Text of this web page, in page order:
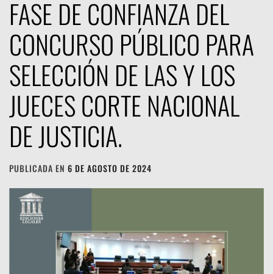
FASE DE CONFIANZA DEL
CONCURSO PÚBLICO PARA
SELECCIÓN DE LAS Y LOS
JUECES CORTE NACIONAL
DE JUSTICIA.
PUBLICADA EN 6 DE AGOSTO DE 2024